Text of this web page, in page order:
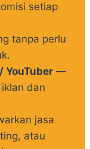
setiap
tanpa perlu
YouTuber—
dan
jasa
atau